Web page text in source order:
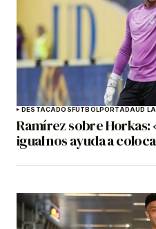
DESTACADOSFÚTBOLPORTADAUD
Ramírez sobre Horkas:
igual nos ayuda a